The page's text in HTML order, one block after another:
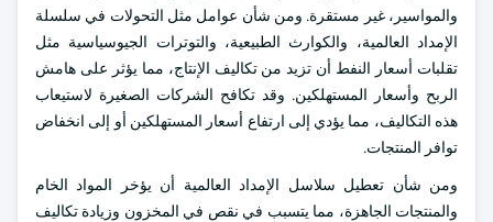
والمواسير، غير مستقرة. ومن شأن عوامل مثل التحولات في سلسلة
الإمداد العالمية، والكوارث الطبيعية، والتوترات الجيوسياسية مثل
تقلبات أسعار النفط أن تزيد من تكاليف الإنتاج، مما يؤثر على هامش
الربح وأسعار المستهلكين. وقد تكافح الشركات الصغيرة لاستيعاب
هذه التكاليف، مما يؤدي إلى ارتفاع أسعار المستهلكين أو إلى انخفاض
توافر المنتجات.
ومن شأن تعطيل سلاسل الإمداد العالمية أن يؤخر المواد الخام
والمنتجات الجاهزة، مما يتسبب في نقص في المخزون وزيادة تكاليف